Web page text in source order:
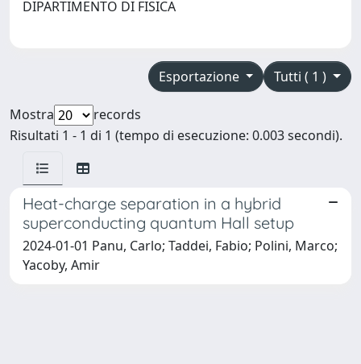
DIPARTIMENTO DI FISICA
Tutti ( 1 )
Esportazione
Mostra
records
Risultati 1 - 1 di 1 (tempo di esecuzione: 0.003 secondi).
Heat-charge separation in a hybrid
superconducting quantum Hall setup
2024-01-01 Panu, Carlo; Taddei, Fabio; Polini, Marco;
Yacoby, Amir